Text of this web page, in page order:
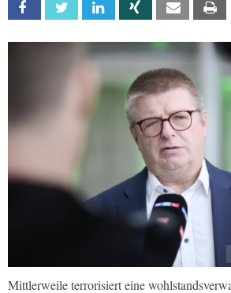
Facebook Twitter Linkedin Xing Email
Mittlerweile terrorisiert eine